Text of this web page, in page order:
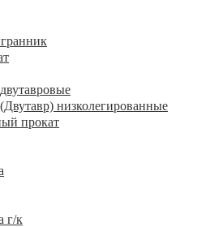
низколегированные
прокат
г/к